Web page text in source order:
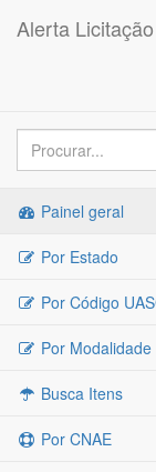
Alerta Licitação
Painel geral
Por Estado
Por Código
Por Modalidade
Busca Itens
Por CNAE